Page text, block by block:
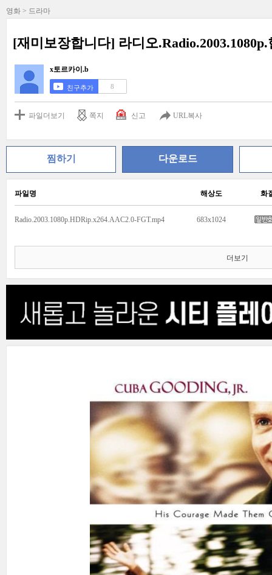
영화 > 드라마
[재미보장합니다] 라디오
x토르카이.b
친구추가 8
파일더보기 쪽지 신고 URL복사
찜하기 다운로드
파일명 해상도 화
Radio.2003.1080p.HDRip.x264.AAC2.0-FGT.mp4 683x1024
더보기